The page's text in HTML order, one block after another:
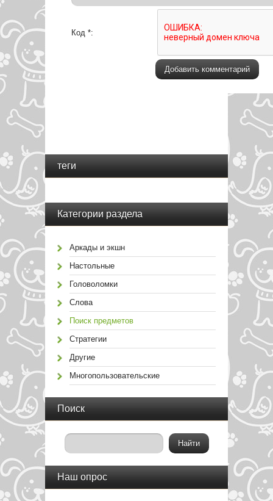
Код *:
теги
Категории раздела
Аркады и экшн
Настольные
Головоломки
Слова
Поиск предметов
Стратегии
Другие
Многопользовательские
Поиск
Наш опрос